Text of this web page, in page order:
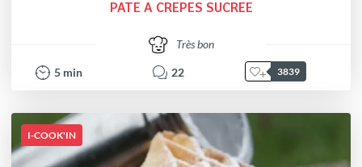
PATE A CREPES SUCREE
Très bon
5 min 22 3839
I-COOK'IN